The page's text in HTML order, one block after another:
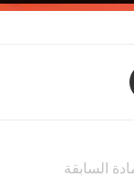
السابقة